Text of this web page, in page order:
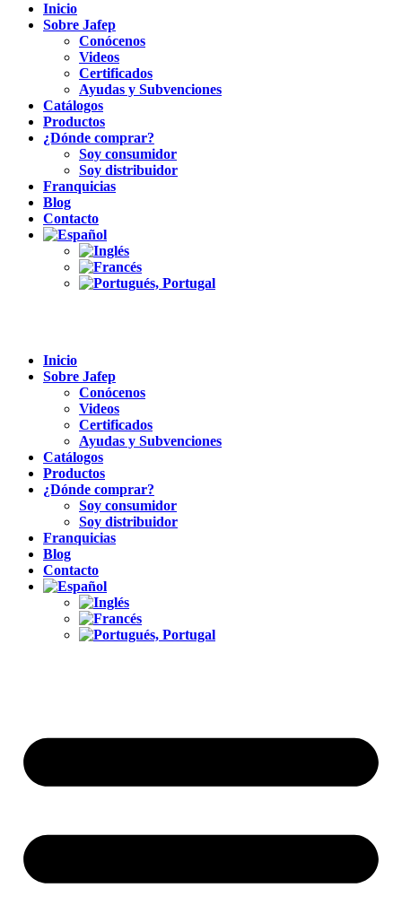
Inicio
Sobre Jafep
Conócenos
Videos
Certificados
Ayudas y Subvenciones
Catálogos
Productos
¿Dónde comprar?
Soy consumidor
Soy distribuidor
Franquicias
Blog
Contacto
Inicio
Sobre Jafep
Conócenos
Videos
Certificados
Ayudas y Subvenciones
Catálogos
Productos
¿Dónde comprar?
Soy consumidor
Soy distribuidor
Franquicias
Blog
Contacto